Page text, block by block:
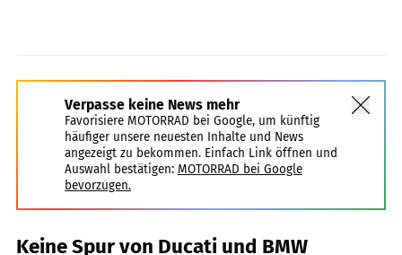
Verpasse keine News mehr
Favorisiere MOTORRAD bei Google, um künftig
häufiger unsere neuesten Inhalte und News
angezeigt zu bekommen. Einfach Link öffnen und
Auswahl bestätigen: MOTORRAD bei Google
bevorzugen.
Keine Spur von Ducati und BMW